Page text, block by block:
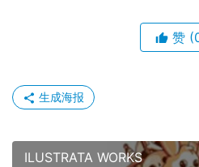
赞
生成海报
ILUSTRATA WORKS